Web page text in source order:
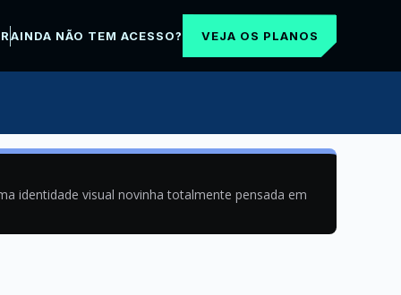
AINDA NÃO TEM ACESSO? VEJA OS PLANOS
identidade visual novinha totalmente pensada em